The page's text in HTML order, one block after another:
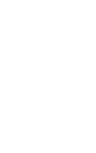
программы с
трудно
Многие залы
пугающими для
и
день вы найдете
местных
серферов и